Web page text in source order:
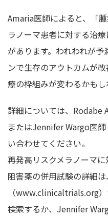
Amaria医師によると、「
ラノーマ患者に対する治
があります。われわれが
ンで生存のアウトカムが
療の枠組みが変わるかもし
詳細については、Rodabe
またはJennifer Wargo医
い合わせてください。
再発高リスクメラノーマ
阻害薬の併用試験の詳細
（www.clinicaltrials.org
検索するか、Jennifer